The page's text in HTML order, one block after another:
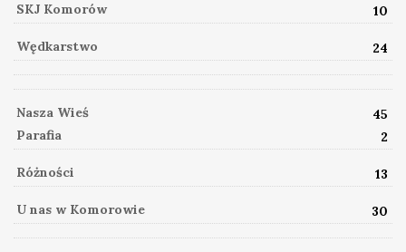
SKJ Komorów
10
Wędkarstwo 24
Nasza Wieś
45
Parafia
2
Różności 13
U nas w Komorowie 30